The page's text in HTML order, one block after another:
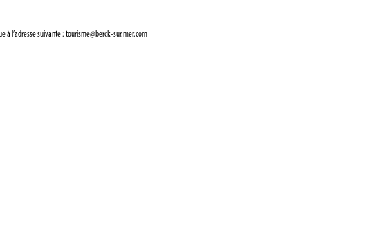
à l’adresse suivante : tourisme@berck-sur.mer.com